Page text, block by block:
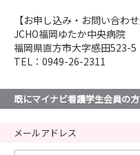
【お申し込み・お問い合わせ
JCHO福岡ゆたか中央病院
福岡県直方市大字感田523-5
TEL：0949-26-2311
既にマイナビ看護学生会員の方
メールアドレス